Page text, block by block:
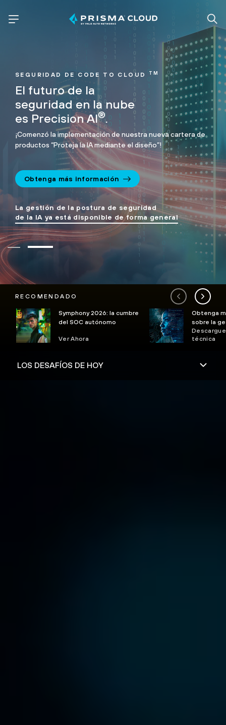
SEGURIDAD DE CODE TO CLOUD TM
El futuro de la
seguridad en la nube
es Precision AI®.
¡Comenzó la implementación de nuestra nueva cartera de
productos “Proteja la IA mediante el diseño”!
Obtenga más información
La gestión de la postura de seguridad
de la IA ya está disponible de forma general
RECOMENDADO
Symphony 2026: la cumbre
del SOC autónomo
Ver Ahora
Obtenga
sobre la
postura de
técnica